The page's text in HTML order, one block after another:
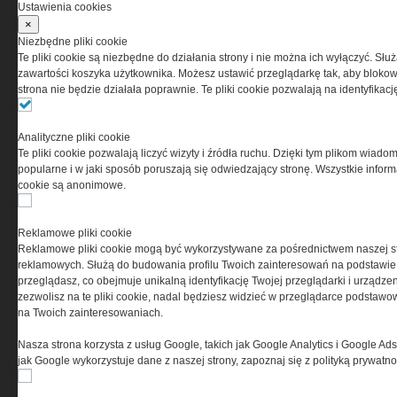
Korzystanie z portalu jest równoznaczne
przez Grupa MEDIUM Spółka z ograniczoną
odpowiedzialnością Spółka komandytowa, nr KRS:
0000537655, NIP 1132860378, REGON 146393437
(zwana dalej Grupa MEDIUM) w postaci Regulaminu.
Ta witryna wykorzystuje pliki cookies do przechowywania
informacji na Twoim komputerze. Pliki cookies stosujemy
w celu świadczenia usług na najwyższym poziomie,
w tym w sposób dostosowany do indywidualnych potrzeb.
cookies oznacza, że będą one zamieszczane w Twoim
urządzeniu końcowym. W każdym momencie możesz
dokonać zmiany ustawień przeglądarki dotyczących
Ustawienia cookies
×
Niezbędne pliki cookie
Te pliki cookie są niezbędne do działania strony i nie można ich wyłączyć.
zawartości koszyka użytkownika. Możesz ustawić przeglądarkę tak, aby
strona nie będzie działała poprawnie. Te pliki cookie pozwalają na
Analityczne pliki cookie
Te pliki cookie pozwalają liczyć wizyty i źródła ruchu. Dzięki tym plikom
popularne i w jaki sposób poruszają się odwiedzający stronę. Wszystkie
cookie są anonimowe.
Reklamowe pliki cookie
Reklamowe pliki cookie mogą być wykorzystywane za pośrednictwem naszej
reklamowych. Służą do budowania profilu Twoich zainteresowań na
przeglądasz, co obejmuje unikalną identyfikację Twojej przeglądarki i
zezwolisz na te pliki cookie, nadal będziesz widzieć w przeglądarce
na Twoich zainteresowaniach.
Nasza strona korzysta z usług Google, takich jak Google Analytics i Google
jak Google wykorzystuje dane z naszej strony, zapoznaj się z polityką